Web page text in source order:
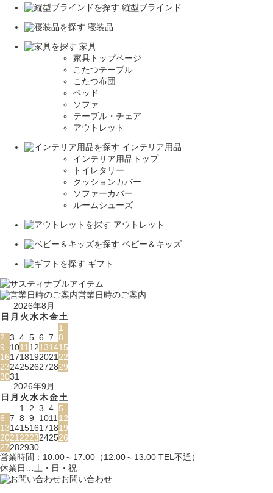
縦型ブラインド
寝装品
家具
家具トップページ
こたつテーブル
こたつ布団
ベッド
ソファ
テーブル・チェア
アウトレット
インテリア用品
インテリア用品トップ
トイレタリー
クッションカバー
ソファーカバー
ルームシューズ
アウトレット
ベビー＆キッズ
ギフト
営業日時のご案内
2026年8月
日 月 火水木金土
1
2 3 4 5 6 7 8
9
101112131415
16171819202122
23242526272829
3031
2026年9月
日 月 火水木金土
1 2 3 4 5
6 7 8 9 101112
13141516171819
20212223242526
27282930
営業時間：10:00～17:00（12:00～13:00 TEL不通）
休業日…土・日・祝
お問い合わせ